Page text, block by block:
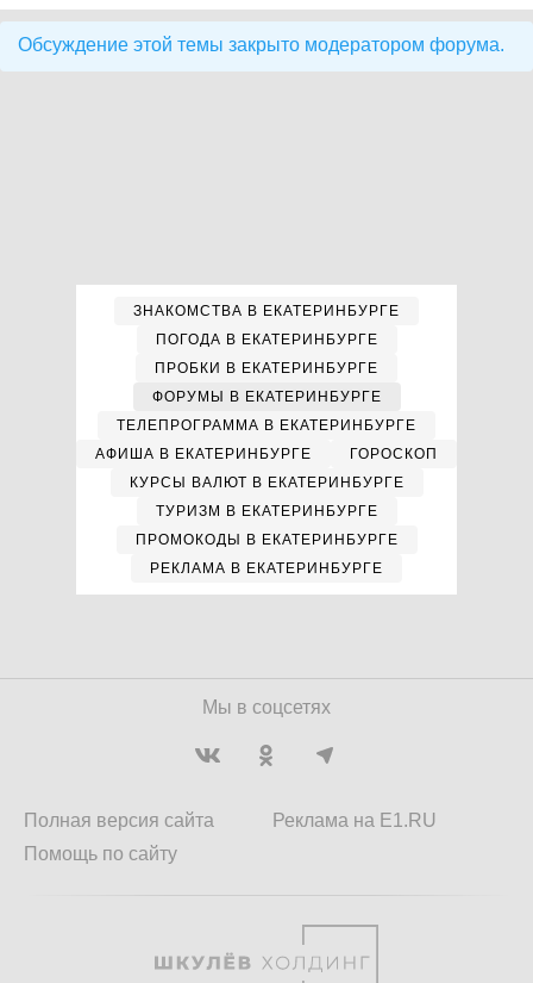
Обсуждение этой темы закрыто модератором форума.
ЗНАКОМСТВА В ЕКАТЕРИНБУРГЕ
ПОГОДА В ЕКАТЕРИНБУРГЕ
ПРОБКИ В ЕКАТЕРИНБУРГЕ
ФОРУМЫ В ЕКАТЕРИНБУРГЕ
ТЕЛЕПРОГРАММА В ЕКАТЕРИНБУРГЕ
АФИША В ЕКАТЕРИНБУРГЕ
ГОРОСКОП
КУРСЫ ВАЛЮТ В ЕКАТЕРИНБУРГЕ
ТУРИЗМ В ЕКАТЕРИНБУРГЕ
ПРОМОКОДЫ В ЕКАТЕРИНБУРГЕ
РЕКЛАМА В ЕКАТЕРИНБУРГЕ
Мы в соцсетях
Полная версия сайта
Помощь по сайту
Реклама на E1.RU